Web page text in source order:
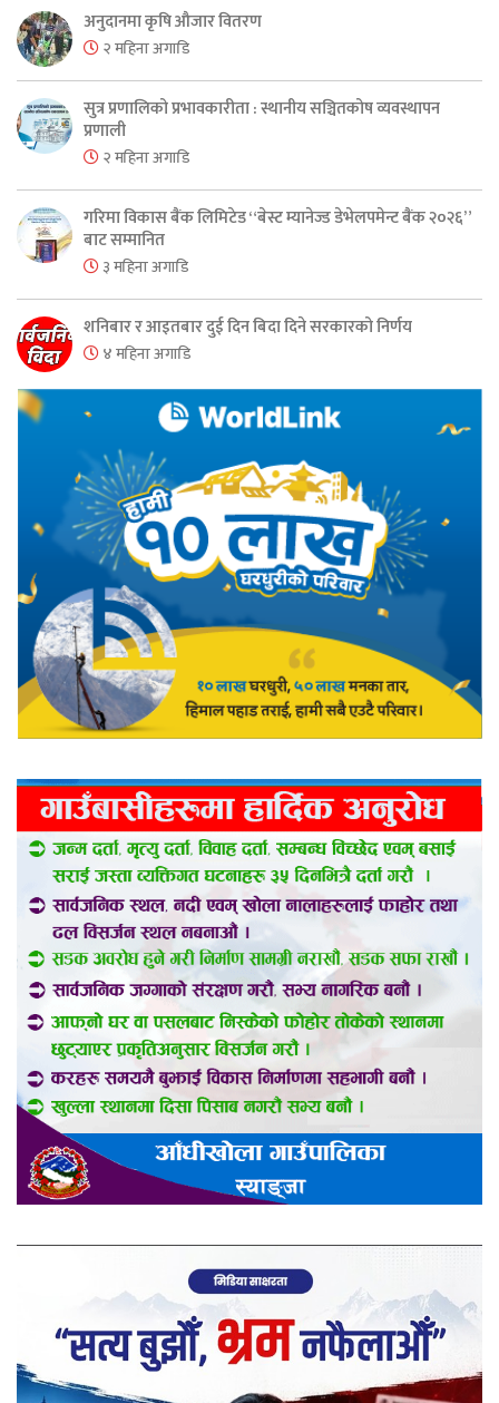
अनुदानमा कृषि औजार वितरण
२ महिना अगाडि
सुत्र प्रणालिको प्रभावकारीता : स्थानीय सञ्चितकोष व्यवस्थापन
प्रणाली
२ महिना अगाडि
गरिमा विकास बैंक लिमिटेड “बेस्ट म्यानेज्ड डेभेलपमेन्ट बैंक २०२६”
बाट सम्मानित
३ महिना अगाडि
शनिबार र आइतबार दुई दिन बिदा दिने सरकारको निर्णय
४ महिना अगाडि